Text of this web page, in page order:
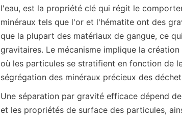
l'eau, est la propriété clé qui régit le
minéraux tels que l'or et l'hématite ont des
que la plupart des matériaux de gangue, ce
gravitaires. Le mécanisme implique la
où les particules se stratifient en fonction de
ségrégation des minéraux précieux des
Une séparation par gravité efficace dépend
et les propriétés de surface des particules,